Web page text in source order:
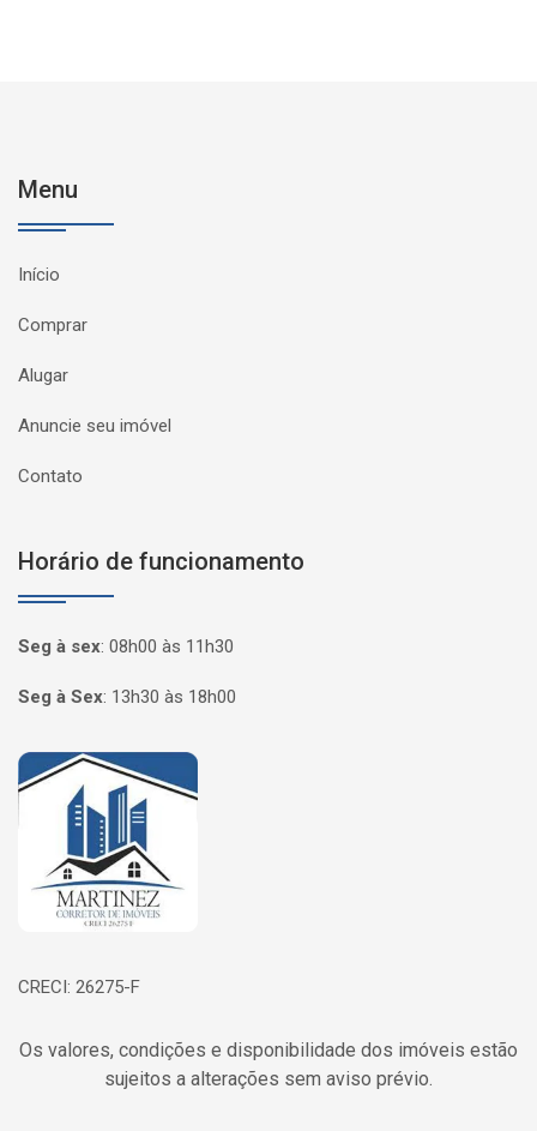
Menu
Início
Comprar
Alugar
Anuncie seu imóvel
Contato
Horário de funcionamento
Seg à sex: 08h00 às 11h30
Seg à Sex: 13h30 às 18h00
Página inicial
CRECI: 26275-F
Os valores, condições e disponibilidade dos imóveis estão
sujeitos a alterações sem aviso prévio.